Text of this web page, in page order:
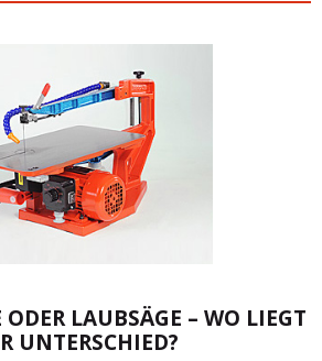
ODER LAUBSÄGE – WO LIEGT
UNTERSCHIED?